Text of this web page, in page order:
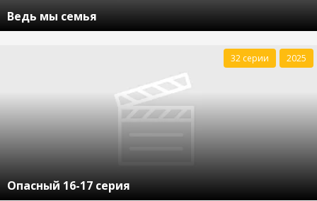
Ведь мы семья
Опасный 16-17 серия
32 серии 2025